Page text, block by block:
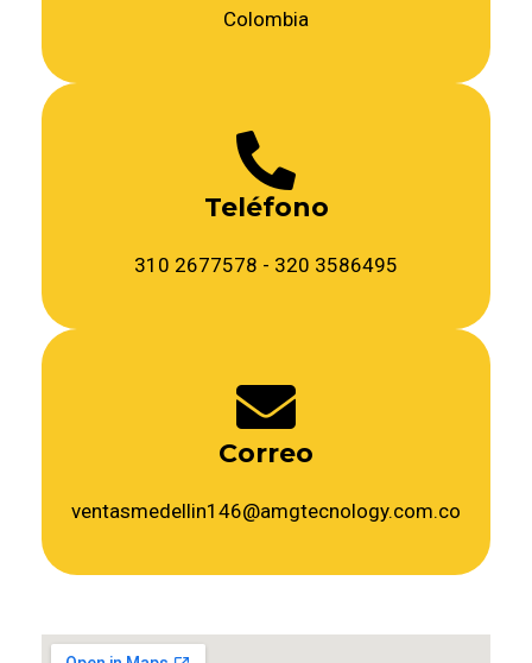
Colombia
Teléfono
310 2677578 - 320 3586495
Correo
ventasmedellin146@amgtecnology.com.co